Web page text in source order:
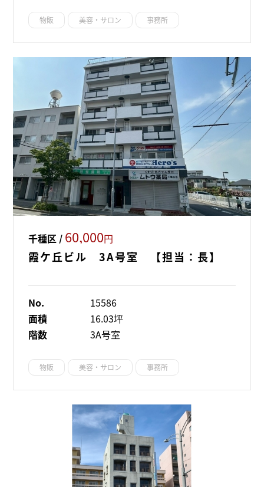
物販 美容・サロン 事務所
千種区 / 60,000円
霞ケ丘ビル 3A号室 【担当：長】
No.
15586
面積
16.03坪
階数
3A号室
物販 美容・サロン 事務所